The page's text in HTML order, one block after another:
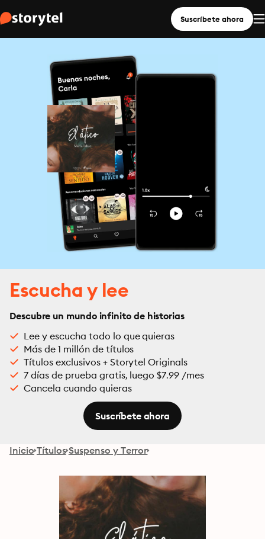
Suscríbete ahora
Escucha y lee
Descubre un mundo infinito de historias
Lee y escucha todo lo que quieras
Más de 1 millón de títulos
Títulos exclusivos + Storytel Originals
7 días de prueba gratis, luego $7.99 /mes
Cancela cuando quieras
Suscríbete ahora
Inicio Títulos Suspenso y Terror